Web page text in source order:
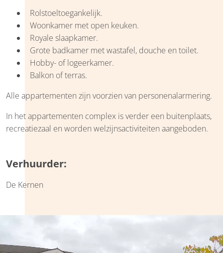
Rolstoeltoegankelijk.
Woonkamer met open keuken.
Royale slaapkamer.
Grote badkamer met wastafel, douche en toilet.
Hobby- of logeerkamer.
Balkon of terras.
Alle appartementen zijn voorzien van personenalarmering.
In het appartementen complex is verder een buitenplaats,
recreatiezaal en worden welzijnsactiviteiten aangeboden.
Verhuurder:
De Kernen